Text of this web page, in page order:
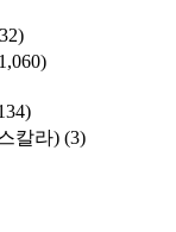
칼라) (3)